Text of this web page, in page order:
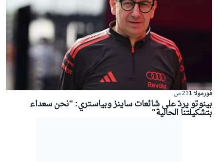
فورمولا 1 21 س
بينوتو يردّ على شائعات ساينز وبياسـتري: "نحن سعداء
بتشكيلتنا الحالية"